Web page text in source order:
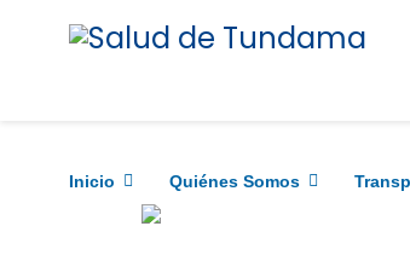
Inicio Quiénes Somos